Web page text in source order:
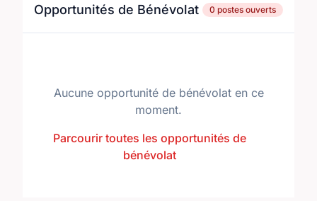
Opportunités de Bénévolat 0 postes ouverts
Aucune opportunité de bénévolat en ce
moment.
Parcourir toutes les opportunités de
bénévolat